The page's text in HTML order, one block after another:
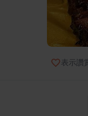
表示讚